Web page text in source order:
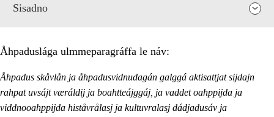
Sisadno
Åhpaduslága ulmmeparagráffa le náv:
Åhpadus skåvlån ja åhpadusvidnudagán galggá aktisattjat sijdajn
rahpat uvsájt væráldij ja boahtteájggáj, ja vaddet oahppijda ja
viddnooahppijda histåvrålasj ja kultuvralasj dádjadusáv ja